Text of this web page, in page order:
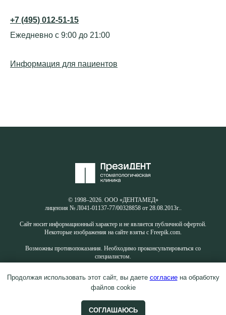
+7 (495) 012-51-15
Ежедневно с 9:00 до 21:00
Информация для пациентов
Продолжая использовать этот сайт, вы даете согласиена обработку
файлов cookie
СОГЛАШАЮСЬ
© 1998–2026. ООО «ДЕНТАМЕД»
лицензия № Л041-01137-77/00328858 от 28.08.2013г..
Сайт носит информационный характер и не является публичной офертой.
Некоторые изображения на сайте взяты с Freepik.com.
Возможны противопоказания. Необходимо проконсультироваться со
специалистом.